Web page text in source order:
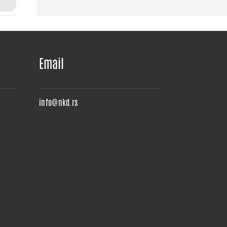
Email
info@nkd.rs